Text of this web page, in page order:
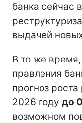
банка сейчас
выдачей
В то же время,
правления
прогноз
2026 году до
возможном